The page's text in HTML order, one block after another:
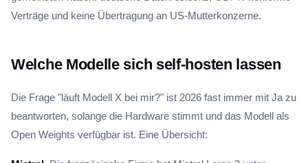
Verträge und keine Übertragung an US-Mutterkonzerne.
Welche Modelle sich self-hosten lassen
Die Frage "läuft Modell X bei mir?" ist 2026 fast immer mit Ja zu
beantworten, solange die Hardware stimmt und das Modell als
Open Weights verfügbar ist. Eine Übersicht: